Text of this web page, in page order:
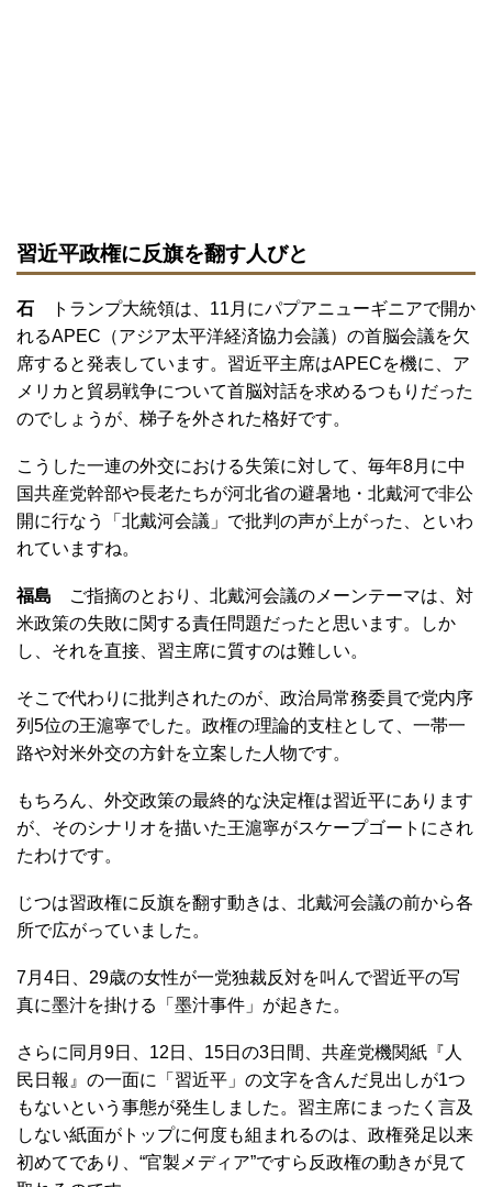
習近平政権に反旗を翻す人びと
石
トランプ大統領は、11月にパプアニューギニアで開か
れるAPEC（アジア太平洋経済協力会議）の首脳会議を欠
席すると発表しています。習近平主席はAPECを機に、ア
メリカと貿易戦争について首脳対話を求めるつもりだった
のでしょうが、梯子を外された格好です。
こうした一連の外交における失策に対して、毎年8月に中
国共産党幹部や長老たちが河北省の避暑地・北戴河で非公
開に行なう「北戴河会議」で批判の声が上がった、といわ
れていますね。
福島
ご指摘のとおり、北戴河会議のメーンテーマは、対
米政策の失敗に関する責任問題だったと思います。しか
し、それを直接、習主席に質すのは難しい。
そこで代わりに批判されたのが、政治局常務委員で党内序
列5位の王滬寧でした。政権の理論的支柱として、一帯一
路や対米外交の方針を立案した人物です。
もちろん、外交政策の最終的な決定権は習近平にあります
が、そのシナリオを描いた王滬寧がスケープゴートにされ
たわけです。
じつは習政権に反旗を翻す動きは、北戴河会議の前から各
所で広がっていました。
7月4日、29歳の女性が一党独裁反対を叫んで習近平の写
真に墨汁を掛ける「墨汁事件」が起きた。
さらに同月9日、12日、15日の3日間、共産党機関紙『人
民日報』の一面に「習近平」の文字を含んだ見出しが1つ
もないという事態が発生しました。習主席にまったく言及
しない紙面がトップに何度も組まれるのは、政権発足以来
初めてであり、“官製メディア”ですら反政権の動きが見て